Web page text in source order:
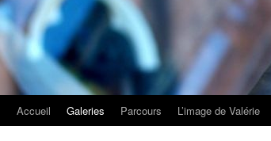
Accueil Galeries Parcours L’image de Valérie